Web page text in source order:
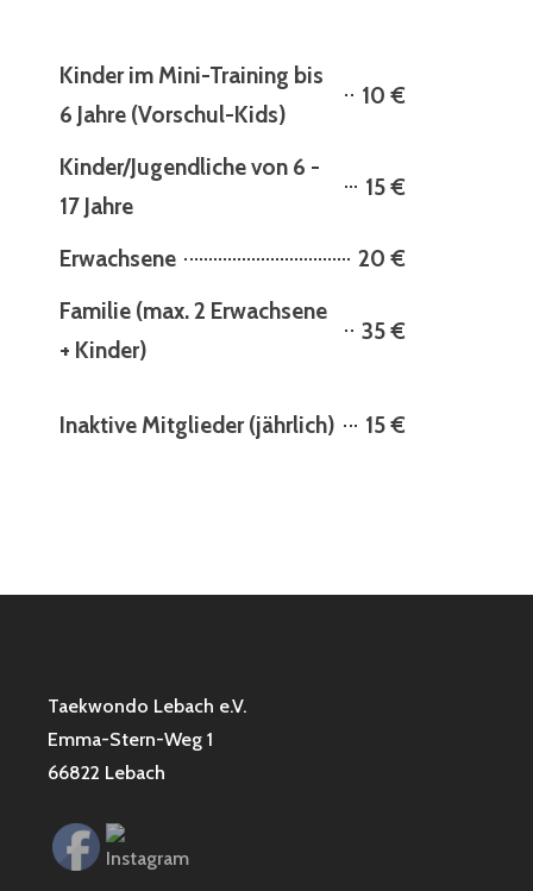
Kinder im Mini-Training bis
6 Jahre (Vorschul-Kids)
10 €
Kinder/Jugendliche von 6 -
17 Jahre
15 €
Erwachsene
20 €
Familie (max. 2 Erwachsene
+ Kinder)
35 €
Inaktive Mitglieder (jährlich) 15 €
Taekwondo Lebach e.V.
Emma-Stern-Weg 1
66822 Lebach